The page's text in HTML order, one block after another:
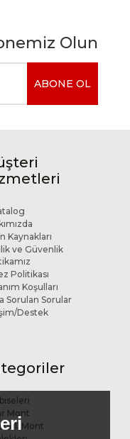
Olun
ABONE OL
Kaynakları
ve Güvenlik
Politikası
Koşulları
Sorulan Sorular
Destek
Mont
Mont